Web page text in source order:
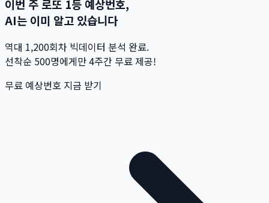
이번 주 로또 1등 예상번호,
AI는 이미 알고 있습니다
역대 1,200회차 빅데이터 분석 완료.
선착순 500명에게만 4주간 무료 제공!
무료 예상번호 지금 받기